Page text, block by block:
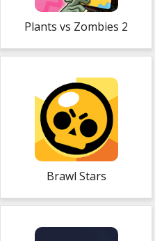
Plants vs Zombies 2
Brawl Stars